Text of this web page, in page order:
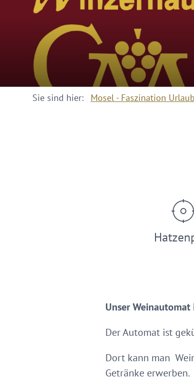
Sie sind hier: Mosel - Faszination Urlaub
Unser
Der Automat ist
Dort kann man
Getränke erwerben.